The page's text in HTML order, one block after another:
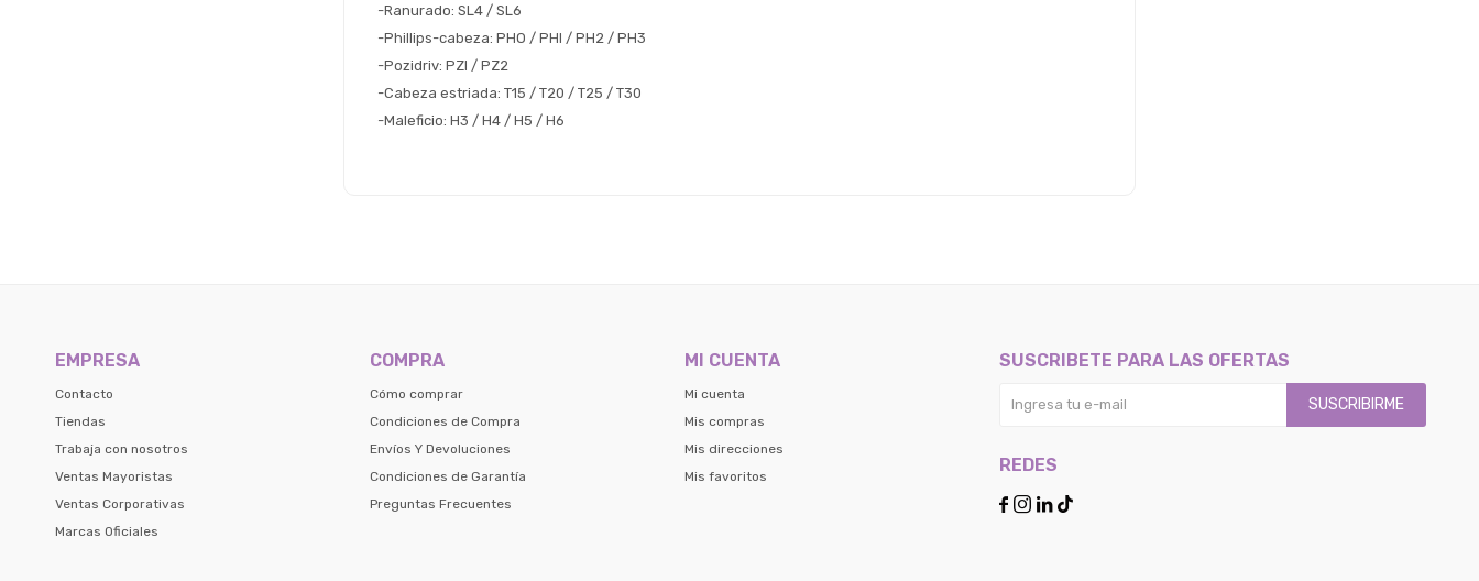
-Ranurado: SL4 / SL6
-Phillips-cabeza: PHO / PHI / PH2 / PH3
-Pozidriv: PZI / PZ2
-Cabeza estriada: T15 / T20 / T25 / T30
-Maleficio: H3 / H4 / H5 / H6
EMPRESA
Contacto
Tiendas
Trabaja con nosotros
Ventas Mayoristas
Ventas Corporativas
Marcas Oficiales
COMPRA
Cómo comprar
Condiciones de Compra
Envíos Y Devoluciones
Condiciones de Garantía
Preguntas Frecuentes
MI CUENTA
Mi cuenta
Mis compras
Mis direcciones
Mis favoritos
SUSCRIBETE PARA LAS OFERTAS
SUSCRIBIRME
REDES
   